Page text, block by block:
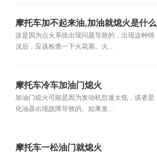
摩托车加不起来油,加油就熄火是什么
情况
这是因为点火系统出现问题导致的，出现这种情
况后，应该检查一下火花塞。火...
摩托车冷车加油门熄火
加油门熄火可能是因为发动机怠速太低，或者是
化油器出现故障导致的。如果发...
摩托车一松油门就熄火